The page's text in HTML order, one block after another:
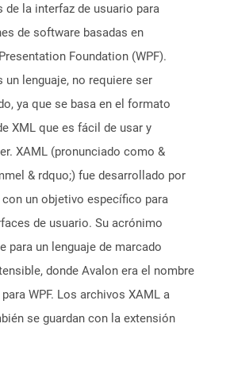
de la interfaz de usuario para
de software basadas en
Foundation (WPF).
un lenguaje, no requiere ser
ya que se basa en el formato
XML que es fácil de usar y
XAML (pronunciado como &
& rdquo;) fue desarrollado por
un objetivo específico para
de usuario. Su acrónimo
para un lenguaje de marcado
donde Avalon era el nombre
WPF. Los archivos XAML a
se guardan con la extensión